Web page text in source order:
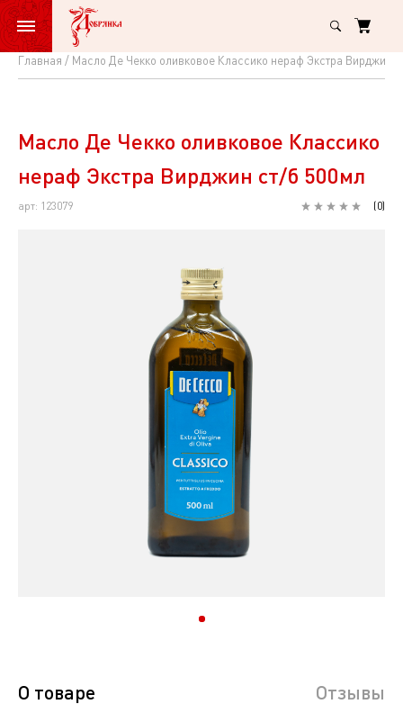
Главная Масло Де Чекко оливковое Классико нераф Экстра Вирджин
Масло
Чекко
оливковое
Классико
Масло Де Чекко оливковое Классико
нераф Экстра Вирджин ст/б 500мл
арт: 123079 (0)
О товаре Отзывы